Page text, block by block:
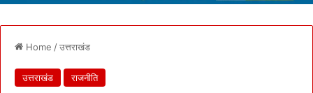
Home /उत्तराखंड
उत्तराखंड राजनीति